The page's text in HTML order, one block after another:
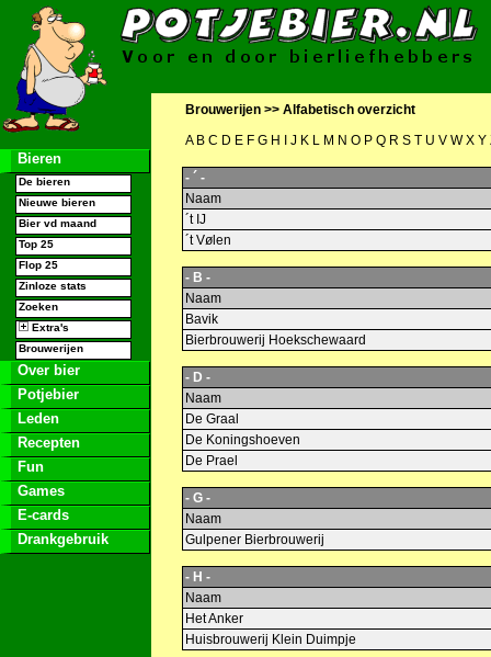
Bieren
De bieren
Nieuwe bieren
Bier vd maand
Top 25
Flop 25
Zinloze stats
Zoeken
Extra's
Brouwerijen
Over bier
Potjebier
Leden
Recepten
Fun
Games
E-cards
Drankgebruik
Brouwerijen >> Alfabetisch overzicht
A B C D E F G H J K L M N O P Q R S T U V W X Y
- ´ -
Naam
´t IJ
´t Vølen
- B -
Naam
Bavik
Bierbrouwerij Hoekschewaard
- D -
Naam
De Graal
De Koningshoeven
De Prael
- G -
Naam
Gulpener Bierbrouwerij
- H -
Naam
Het Anker
Huisbrouwerij Klein Duimpje